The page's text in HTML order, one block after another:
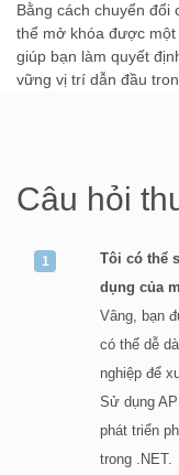
Bằng cách chuyển đổi
thể mở khóa được một
giúp bạn làm quyết
vững vị trí dẫn đầu
Câu hỏi
Tôi có thể
dụng của
Vâng, bạn
có thể dễ
nghiệp để
Sử dụng
phát triển
trong .NET.